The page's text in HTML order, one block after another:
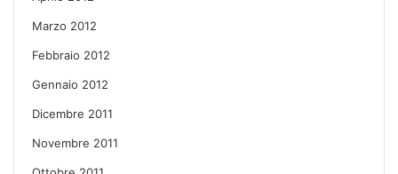
Marzo 2012
Febbraio 2012
Gennaio 2012
Dicembre 2011
Novembre 2011